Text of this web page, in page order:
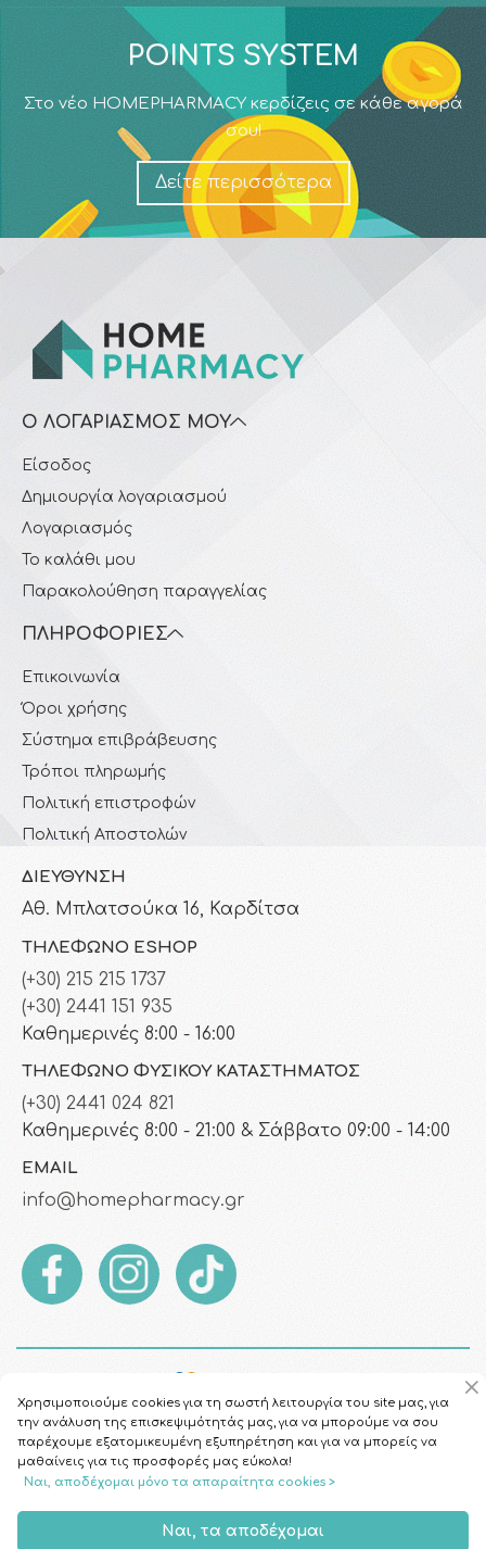
POINTS SYSTEM
Στο νέο HOMEPHARMACY κερδίζεις σε κάθε αγορά
σου!
Δείτε περισσότερα
Ο ΛΟΓΑΡΙΑΣΜΌΣ ΜΟΥ
Είσοδος
Δημιουργία λογαριασμού
Λογαριασμός
Το καλάθι μου
Παρακολούθηση παραγγελίας
ΠΛΗΡΟΦΟΡΊΕΣ
Επικοινωνία
Όροι χρήσης
Σύστημα επιβράβευσης
Τρόποι πληρωμής
Πολιτική επιστροφών
Πολιτική Αποστολών
ΔΙΕΎΘΥΝΣΗ
Αθ. Μπλατσούκα 16, Καρδίτσα
ΤΗΛΈΦΩΝΟ ESHOP
(+30) 215 215 1737
(+30) 2441 151 935
Καθημερινές 8:00 - 16:00
ΤΗΛΈΦΩΝΟ ΦΥΣΙΚΟΎ ΚΑΤΑΣΤΉΜΑΤΟΣ
(+30) 2441 024 821
Καθημερινές 8:00 - 21:00 & Σάββατο 09:00 - 14:00
EMAIL
info@homepharmacy.gr
Χρησιμοποιούμε cookies για τη σωστή λειτουργία του site μας, για
την ανάλυση της επισκεψιμότητάς μας, για να μπορούμε να σου
παρέχουμε εξατομικευμένη εξυπηρέτηση και για να μπορείς να
μαθαίνεις για τις προσφορές μας εύκολα!
Ναι, αποδέχομαι μόνο τα απαραίτητα cookies >
Ναι, τα αποδέχομαι